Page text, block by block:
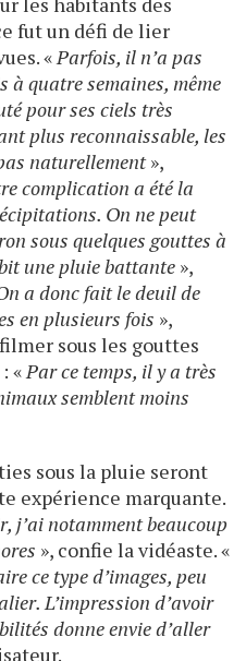
fut un défi de lier
«Parfois, il n’a pas
quatre semaines, même
pour ses ciels très
plus reconnaissable, les
naturellement»,
complication a été la
On ne peut
sous quelques gouttes à
une pluie battante »,
a donc fait le deuil de
en plusieurs fois »,
sous les gouttes
: «Par ce temps, il y a très
semblent moins
sous la pluie seront
expérience marquante.
j’ai notamment beaucoup
», confie la vidéaste. «
ce type d’images, peu
L’impression d’avoir
donne envie d’aller